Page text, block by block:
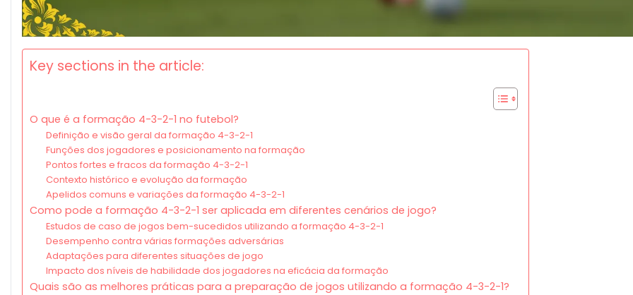
Key sections in the article:
O que é a formação 4-3-2-1 no futebol?
Definição e visão geral da formação 4-3-2-1
Funções dos jogadores e posicionamento na formação
Pontos fortes e fracos da formação 4-3-2-1
Contexto histórico e evolução da formação
Apelidos comuns e variações da formação 4-3-2-1
Como pode a formação 4-3-2-1 ser aplicada em diferentes cenários de jogo?
Estudos de caso de jogos bem-sucedidos utilizando a formação 4-3-2-1
Desempenho contra várias formações adversárias
Adaptações para diferentes situações de jogo
Impacto dos níveis de habilidade dos jogadores na eficácia da formação
Quais são as melhores práticas para a preparação de jogos utilizando a formação 4-3-2-1?